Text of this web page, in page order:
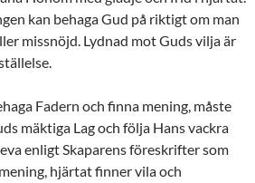
kan behaga Gud på riktigt om man
missnöjd. Lydnad mot Guds vilja är
Fadern och finna mening, måste
mäktiga Lag och följa Hans vackra
enligt Skaparens föreskrifter som
hjärtat finner vila och